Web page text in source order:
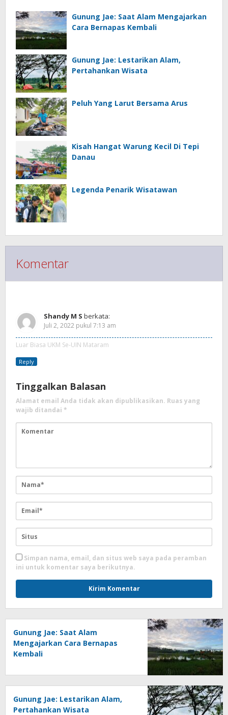
Gunung Jae: Saat Alam Mengajarkan
Cara Bernapas Kembali
Gunung Jae: Lestarikan Alam,
Pertahankan Wisata
Peluh Yang Larut Bersama Arus
Kisah Hangat Warung Kecil Di Tepi
Danau
Legenda Penarik Wisatawan
Komentar
Shandy M S berkata:
Juli 2, 2022 pukul 7:13 am
Luar Biasa UKM Se-UIN Mataram
Reply
Tinggalkan Balasan
Alamat email Anda tidak akan dipublikasikan. Ruas yang
wajib ditandai *
Simpan nama, email, dan situs web saya pada peramban
ini untuk komentar saya berikutnya.
Gunung Jae: Saat Alam
Mengajarkan Cara Bernapas
Kembali
Gunung Jae: Lestarikan Alam,
Pertahankan Wisata